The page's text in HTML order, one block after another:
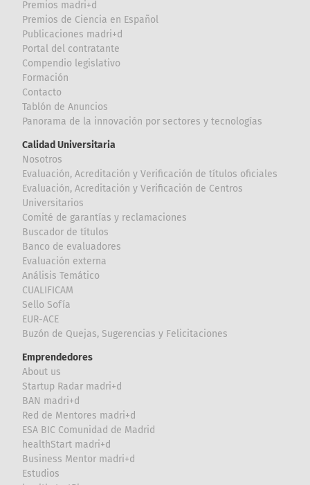
Premios madri+d
Premios de Ciencia en Español
Publicaciones madri+d
Portal del contratante
Compendio legislativo
Formación
Contacto
Tablón de Anuncios
Panorama de la innovación por sectores y tecnologías
Calidad Universitaria
Nosotros
Evaluación, Acreditación y Verificación de títulos oficiales
Evaluación, Acreditación y Verificación de Centros
Universitarios
Comité de garantías y reclamaciones
Buscador de títulos
Banco de evaluadores
Evaluación externa
Análisis Temático
CUALIFICAM
Sello Sofía
EUR-ACE
Buzón de Quejas, Sugerencias y Felicitaciones
Emprendedores
About us
Startup Radar madri+d
BAN madri+d
Red de Mentores madri+d
ESA BIC Comunidad de Madrid
healthStart madri+d
Business Mentor madri+d
Estudios